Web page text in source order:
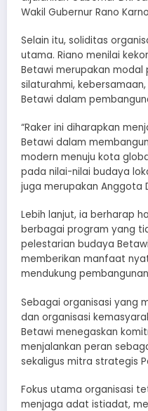
Wakil Gubernur Rano
Selain itu, soliditas
utama. Riano menilai
Betawi merupakan
silaturahmi,
Betawi dalam
“Raker ini diharapkan
Betawi dalam
modern menuju kota
pada nilai-nilai budaya
juga merupakan Anggota
Lebih lanjut, ia berharap
berbagai program yang
pelestarian budaya
memberikan manfaat
mendukung
Sebagai organisasi yang
dan organisasi
Betawi menegaskan
menjalankan peran
sekaligus mitra strategis
Fokus utama organisasi
menjaga adat istiadat,